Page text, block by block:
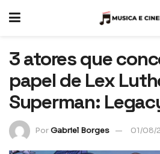
3 atores que
papel de Lex
Superman:
PorGabriel Borges 01/08/